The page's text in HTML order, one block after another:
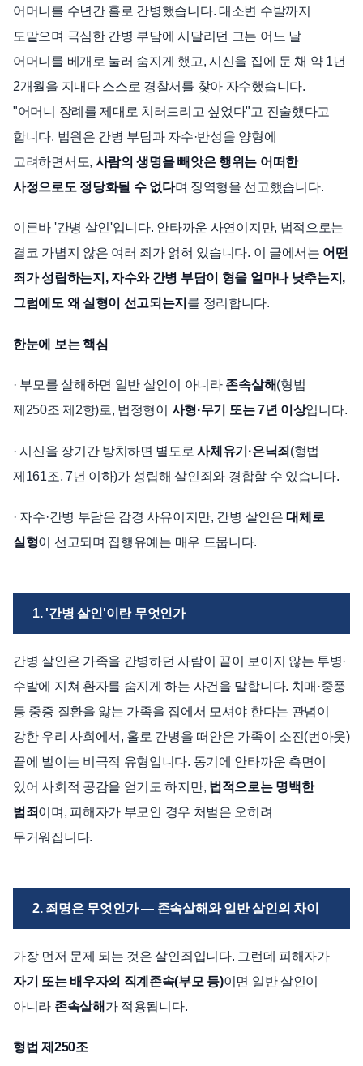
어머니를 수년간 홀로 간병했습니다. 대소변 수발까지
도맡으며 극심한 간병 부담에 시달리던 그는 어느 날
어머니를 베개로 눌러 숨지게 했고, 시신을 집에 둔 채 약 1년
2개월을 지내다 스스로 경찰서를 찾아 자수했습니다.
"어머니 장례를 제대로 치러드리고 싶었다"고 진술했다고
합니다. 법원은 간병 부담과 자수·반성을 양형에
고려하면서도, 사람의 생명을 빼앗은 행위는 어떠한
사정으로도 정당화될 수 없다며 징역형을 선고했습니다.
이른바 '간병 살인'입니다. 안타까운 사연이지만, 법적으로는
결코 가볍지 않은 여러 죄가 얽혀 있습니다. 이 글에서는 어떤
죄가 성립하는지, 자수와 간병 부담이 형을 얼마나 낮추는지,
그럼에도 왜 실형이 선고되는지 를 정리합니다.
한눈에 보는 핵심
· 부모를 살해하면 일반 살인이 아니라 존속살해(형법
제250조 제2항)로, 법정형이 사형·무기 또는 7년 이상입니다.
· 시신을 장기간 방치하면 별도로사체유기·은닉죄 (형법
제161조, 7년 이하)가 성립해 살인죄와 경합할 수 있습니다.
· 자수·간병 부담은 감경 사유이지만, 간병 살인은대체로
실형이 선고되며 집행유예는 매우 드뭅니다.
1. '간병 살인'이란 무엇인가
간병 살인은 가족을 간병하던 사람이 끝이 보이지 않는 투병·
수발에 지쳐 환자를 숨지게 하는 사건을 말합니다. 치매·중풍
등 중증 질환을 앓는 가족을 집에서 모셔야 한다는 관념이
강한 우리 사회에서, 홀로 간병을 떠안은 가족이 소진(번아웃)
끝에 벌이는 비극적 유형입니다. 동기에 안타까운 측면이
있어 사회적 공감을 얻기도 하지만, 법적으로는 명백한
범죄 이며, 피해자가 부모인 경우 처벌은 오히려
무거워집니다.
2. 죄명은 무엇인가 — 존속살해와 일반 살인의 차이
가장 먼저 문제 되는 것은 살인죄입니다. 그런데 피해자가
자기 또는 배우자의 직계존속(부모 등)이면 일반 살인이
아니라 존속살해 가 적용됩니다.
형법 제250조